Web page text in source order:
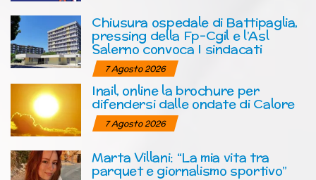
Chiusura ospedale di Battipaglia,
pressing della Fp-Cgil e l’Asl
Salerno convoca I sindacati
7 Agosto 2026
Inail, online la brochure per
difendersi dalle ondate di Calore
7 Agosto 2026
Marta Villani: “La mia vita tra
parquet e giornalismo sportivo”